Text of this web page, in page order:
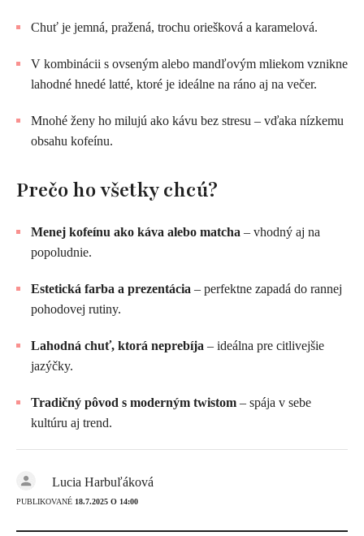
Chuť je jemná, pražená, trochu oriešková a karamelová.
V kombinácii s ovseným alebo mandľovým mliekom vznikne
lahodné hnedé latté, ktoré je ideálne na ráno aj na večer.
Mnohé ženy ho milujú ako kávu bez stresu – vďaka nízkemu
obsahu kofeínu.
Prečo ho všetky chcú?
Menej kofeínu ako káva alebo matcha – vhodný aj na
popoludnie.
Estetická farba a prezentácia – perfektne zapadá do rannej
pohodovej rutiny.
Lahodná chuť, ktorá neprebíja – ideálna pre citlivejšie
jazýčky.
Tradičný pôvod s moderným twistom – spája v sebe
kultúru aj trend.
Lucia Harbuľáková
PUBLIKOVANÉ 18.7.2025 O 14:00